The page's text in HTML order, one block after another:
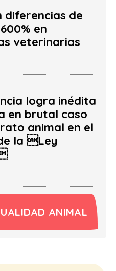
diferencias de
en
veterinarias
logra inédita
en brutal caso
animal en el
la Ley
ANIMAL